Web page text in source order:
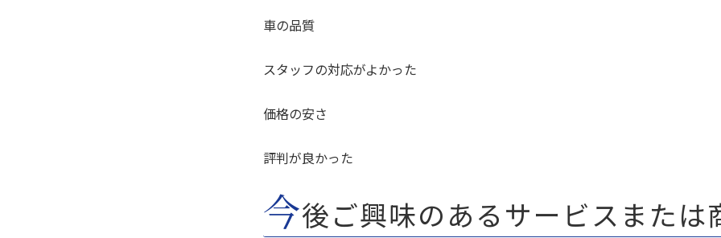
車の品質
スタッフの対応がよかった
価格の安さ
評判が良かった
今後ご興味のあるサービスまたは